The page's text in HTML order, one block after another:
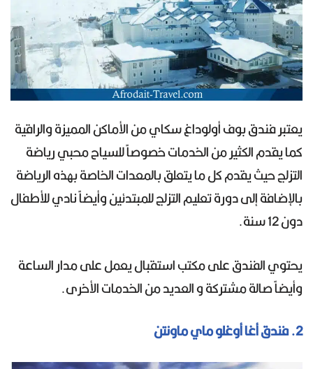
يعتبر فندق بوف أولوداغ سكاي من الأماكن المميزة والراقية
كما يقدم الكثير من الخدمات خصوصاً للسياح محبي رياضة
التزلج حيث يقدم كل ما يتعلق بالمعدات الخاصة بهذه الرياضة
بالإضافة إلى دورة تعليم التزلج للمبتدئين وأيضاً نادي للأطفال
دون 12 سنة.
يحتوي الفندق على مكتب استقبال يعمل على مدار الساعة
وأيضاً صالة مشتركة و العديد من الخدمات الأخرى.
2. فندق أغا أوغلو ماي ماونتن